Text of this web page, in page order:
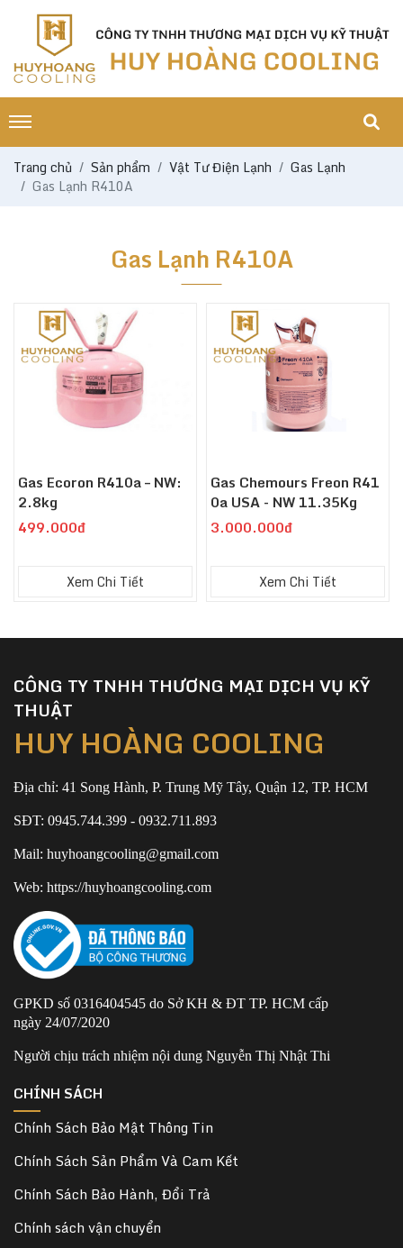
Trang chủ Sản phẩm Vật Tư Điện Lạnh
Gas Lạnh
Gas Lạnh R410A
Gas Lạnh R410A
Gas Ecoron R410a – NW:
2.8kg
499.000đ
Xem Chi Tiết
Gas Chemours Freon R41
0a USA - NW 11.35Kg
3.000.000đ
Xem Chi Tiết
CÔNG TY TNHH THƯƠNG MẠI DỊCH VỤ KỸ
THUẬT
HUY HOÀNG COOLING
Địa chỉ: 41 Song Hành, P. Trung Mỹ Tây, Quận 12, TP. HCM
SĐT: 0945.744.399 - 0932.711.893
Mail: huyhoangcooling@gmail.com
Web: https://huyhoangcooling.com
GPKD số 0316404545 do Sở KH & ĐT TP. HCM cấp
ngày 24/07/2020
Người chịu trách nhiệm nội dung Nguyễn Thị Nhật Thi
CHÍNH SÁCH
Chính Sách Bảo Mật Thông Tin
Chính Sách Sản Phẩm Và Cam Kết
Chính Sách Bảo Hành, Đổi Trả
Chính sách vận chuyển